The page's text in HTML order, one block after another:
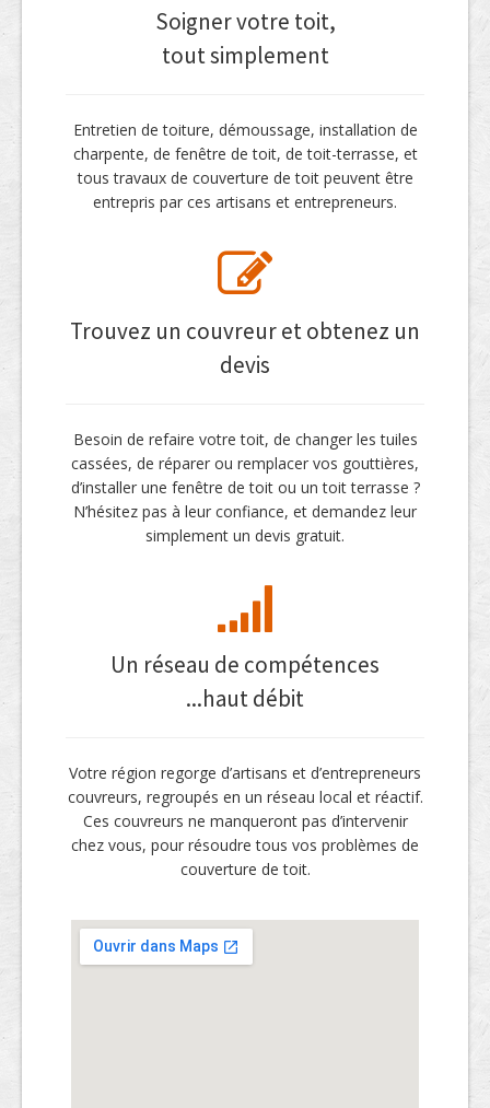
Soigner votre toit,
tout simplement
Entretien de toiture, démoussage, installation de
charpente, de fenêtre de toit, de toit-terrasse, et
tous travaux de couverture de toit peuvent être
entrepris par ces artisans et entrepreneurs.
Trouvez un couvreur et obtenez un
devis
Besoin de refaire votre toit, de changer les tuiles
cassées, de réparer ou remplacer vos gouttières,
d’installer une fenêtre de toit ou un toit terrasse ?
N’hésitez pas à leur confiance, et demandez leur
simplement un devis gratuit.
Un réseau de compétences
...haut débit
Votre région regorge d’artisans et d’entrepreneurs
couvreurs, regroupés en un réseau local et réactif.
Ces couvreurs ne manqueront pas d’intervenir
chez vous, pour résoudre tous vos problèmes de
couverture de toit.